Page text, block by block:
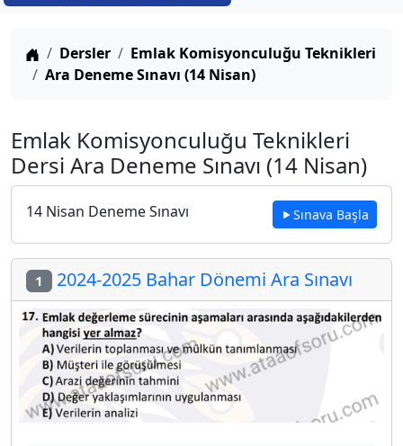
Anasayfa
Dersler
Emlak Komisyonculuğu Teknikleri
Ara Deneme Sınavı (14 Nisan)
Emlak Komisyonculuğu Teknikleri
Dersi Ara Deneme Sınavı (14 Nisan)
14 Nisan Deneme Sınavı Sınava Başla
1 2024-2025 Bahar Dönemi Ara Sınavı